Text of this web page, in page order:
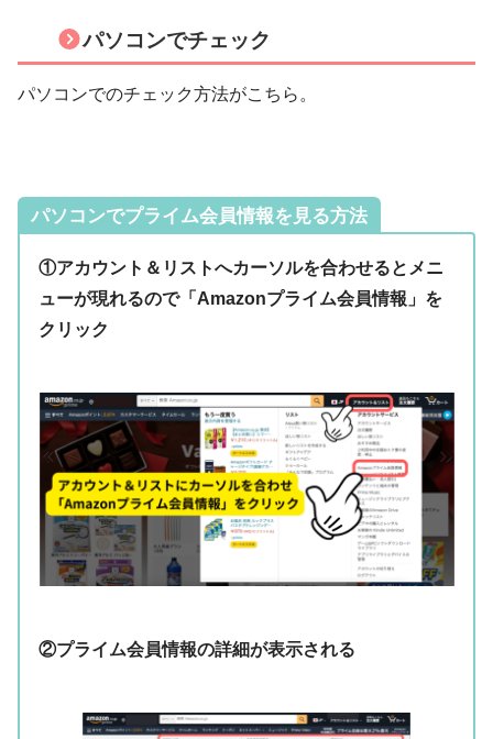
パソコンでチェック
パソコンでのチェック方法がこちら。
パソコンでプライム会員情報を見る方法
①アカウント＆リストへカーソルを合わせるとメニ
ューが現れるので「Amazonプライム会員情報」を
クリック
②プライム会員情報の詳細が表示される